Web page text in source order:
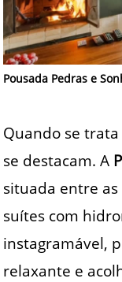
Pousada Pedras e
Quando se
se destacam. A
situada entre
suítes com
instagramável,
relaxante e